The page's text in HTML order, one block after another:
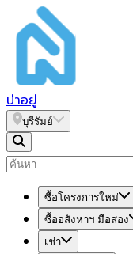
น่าอยู่
บุรีรัมย์
ซื้อโครงการใหม่
ซื้ออสังหาฯ มือสอง
เช่า